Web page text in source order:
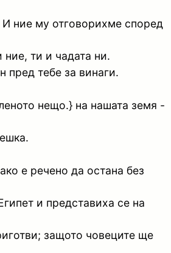
ние му отговорихме според
ти и чадата ни.
пред тебе за винаги.
нещо.} на нашата земя -
е речено да остана без
и представиха се на
защото човеците ще